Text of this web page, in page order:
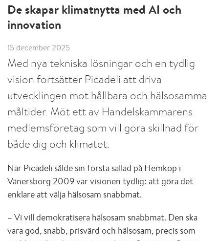
De skapar klimatnytta med AI och
innovation
15 december 2025
Med nya tekniska lösningar och en tydlig
vision fortsätter Picadeli att driva
utvecklingen mot hållbara och hälsosamma
måltider. Möt ett av Handelskammarens
medlemsföretag som vill göra skillnad för
både dig och klimatet.
När Picadeli sålde sin första sallad på Hemköp i
Vänersborg 2009 var visionen tydlig: att göra det
enklare att välja hälsosam snabbmat.
– Vi vill demokratisera hälsosam snabbmat. Den ska
vara god, snabb, prisvärd och hälsosam, precis som